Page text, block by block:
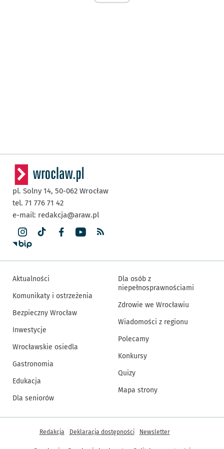
pl. Solny 14, 50-062 Wrocław
tel. 71 776 71 42
e-mail: redakcja@araw.pl
Aktualności
Komunikaty i ostrzeżenia
Bezpieczny Wrocław
Inwestycje
Wrocławskie osiedla
Gastronomia
Edukacja
Dla seniorów
Dla osób z
niepełnosprawnościami
Zdrowie we Wrocławiu
Wiadomości z regionu
Polecamy
Konkursy
Quizy
Mapa strony
Inne informacje
Redakcja Deklaracja dostępności Newsletter